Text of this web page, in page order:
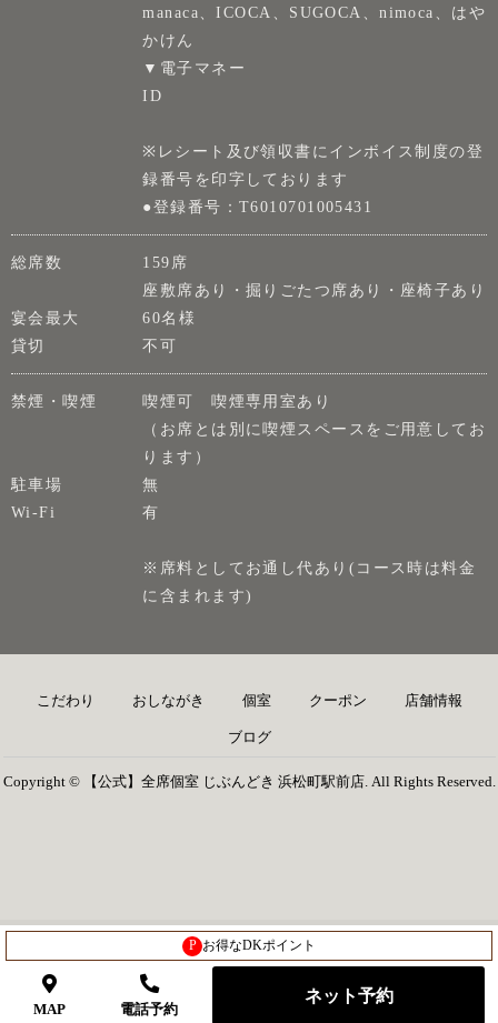
manaca、ICOCA、SUGOCA、nimoca、はや
かけん
▼電子マネー
ID
※レシート及び領収書にインボイス制度の登
録番号を印字しております
●登録番号：T6010701005431
総席数
159席
座敷席あり・掘りごたつ席あり・座椅子あり
宴会最大
60名様
貸切
不可
禁煙・喫煙
喫煙可 喫煙専用室あり
（お席とは別に喫煙スペースをご用意してお
ります）
駐車場
無
Wi-Fi
有
※席料としてお通し代あり(コース時は料金
に含まれます)
こだわり おしながき 個室 クーポン 店舗情報
ブログ
Copyright © 【公式】全席個室 じぶんどき 浜松町駅前店. All Rights Reserved.
P お得なDKポイント
MAP 電話予約
ネット予約